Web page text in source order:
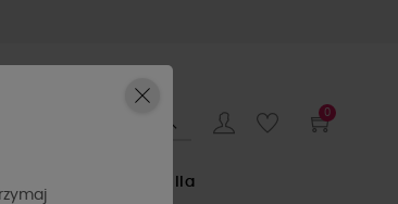
La Milla
0